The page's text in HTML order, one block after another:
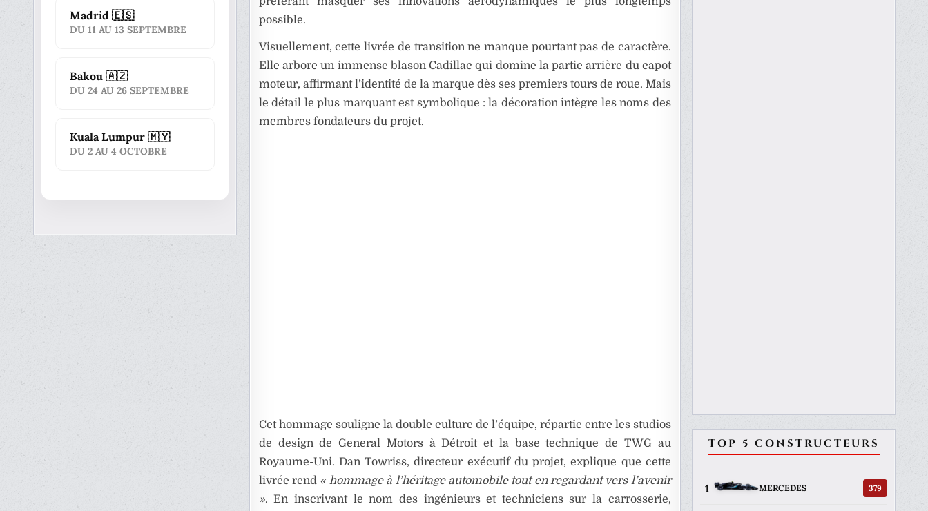
possible.
Visuellement, cette livrée de transition ne manque pourtant pas de caractère.
Elle arbore un immense blason Cadillac qui domine la partie arrière du capot
moteur, affirmant l’identité de la marque dès ses premiers tours de roue. Mais
le détail le plus marquant est symbolique : la décoration intègre les noms des
membres fondateurs du projet.
Cet hommage souligne la double culture de l’équipe, répartie entre les studios
de design de General Motors à Détroit et la base technique de TWG au
Royaume-Uni. Dan Towriss, directeur exécutif du projet, explique que cette
livrée rend « hommage à l’héritage automobile tout en regardant vers l’avenir
». En inscrivant le nom des ingénieurs et techniciens sur la carrosserie,
Madrid 🇪🇸
DU 11 AU 13 SEPTEMBRE
Bakou 🇦🇿
DU 24 AU 26 SEPTEMBRE
Kuala Lumpur 🇲🇾
DU 2 AU 4 OCTOBRE
TOP 5 CONSTRUCTEURS
1 MERCEDES 379